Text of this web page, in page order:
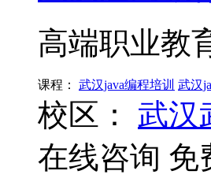
高端职业教
课程： 武汉java编程培训 武汉
校区： 武汉
在线咨询 免